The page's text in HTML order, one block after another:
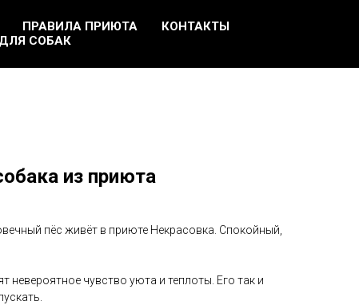
ПРАВИЛА ПРИЮТА
КОНТАКТЫ
СОБАК
из приюта
пёс живёт в приюте Некрасовка. Спокойный,
невероятное чувство уюта и теплоты. Его так и